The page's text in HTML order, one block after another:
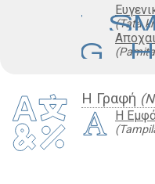
(Tata
Η Γραφή
Η